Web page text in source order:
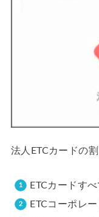
法人ETCカードの
ETCカードす
ETCコーポレ